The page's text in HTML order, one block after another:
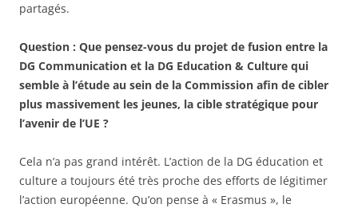
partagés.
Question : Que pensez-vous du projet de fusion entre la
DG Communication et la DG Education & Culture qui
semble à l’étude au sein de la Commission afin de cibler
plus massivement les jeunes, la cible stratégique pour
l’avenir de l’UE ?
Cela n’a pas grand intérêt. L’action de la DG éducation et
culture a toujours été très proche des efforts de légitimer
l’action européenne. Qu’on pense à « Erasmus », le